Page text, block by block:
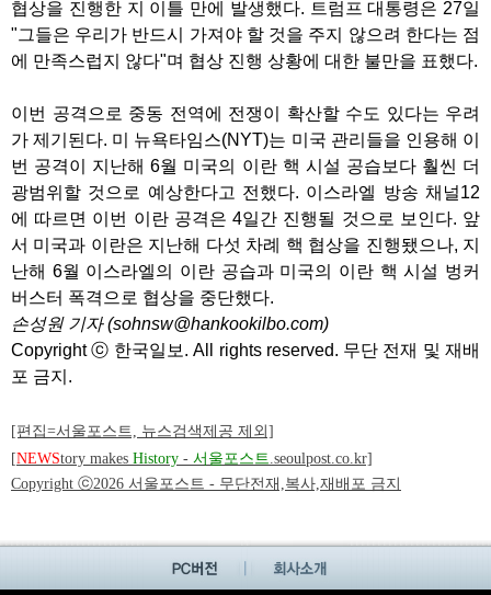
협상을 진행한 지 이틀 만에 발생했다. 트럼프 대통령은 27일
"그들은 우리가 반드시 가져야 할 것을 주지 않으려 한다는 점
에 만족스럽지 않다"며 협상 진행 상황에 대한 불만을 표했다.
이번 공격으로 중동 전역에 전쟁이 확산할 수도 있다는 우려
가 제기된다. 미 뉴욕타임스(NYT)는 미국 관리들을 인용해 이
번 공격이 지난해 6월 미국의 이란 핵 시설 공습보다 훨씬 더
광범위할 것으로 예상한다고 전했다. 이스라엘 방송 채널12
에 따르면 이번 이란 공격은 4일간 진행될 것으로 보인다. 앞
서 미국과 이란은 지난해 다섯 차례 핵 협상을 진행됐으나, 지
난해 6월 이스라엘의 이란 공습과 미국의 이란 핵 시설 벙커
버스터 폭격으로 협상을 중단했다.
손성원 기자 (sohnsw@hankookilbo.com)
Copyright ⓒ 한국일보. All rights reserved. 무단 전재 및 재배
포 금지.
[편집=서울포스트, 뉴스검색제공 제외]
[NEWStory makes History - 서울포스트.seoulpost.co.kr]
Copyright ⓒ2026 서울포스트 - 무단전재,복사,재배포 금지